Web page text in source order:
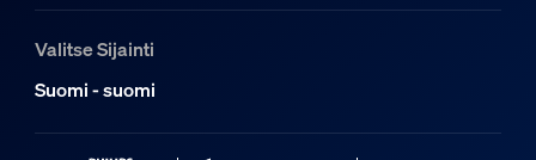
Leikattavissa oikeaan mittaan
ei
Laajennettava
Valitse Sijainti
Suomi - suomi